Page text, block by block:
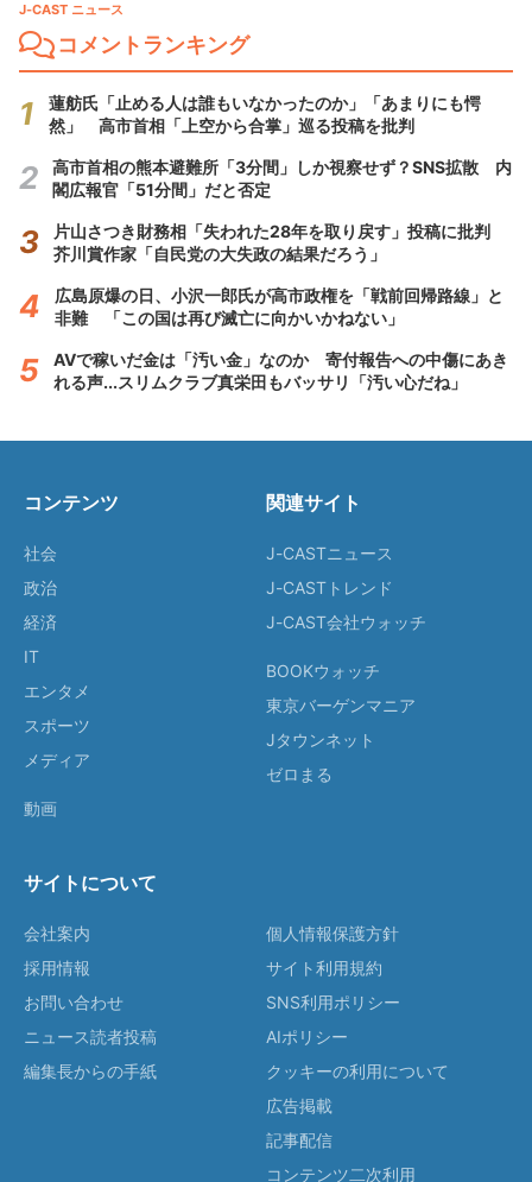
J-CAST ニュース
コメントランキング
蓮舫氏「止める人は誰もいなかったのか」「あまりにも愕
然」 高市首相「上空から合掌」巡る投稿を批判
高市首相の熊本避難所「3分間」しか視察せず？SNS拡散 内
閣広報官「51分間」だと否定
片山さつき財務相「失われた28年を取り戻す」投稿に批判
芥川賞作家「自民党の大失政の結果だろう」
広島原爆の日、小沢一郎氏が高市政権を「戦前回帰路線」と
非難 「この国は再び滅亡に向かいかねない」
AVで稼いだ金は「汚い金」なのか 寄付報告への中傷にあき
れる声...スリムクラブ真栄田もバッサリ「汚い心だね」
コンテンツ
社会
政治
経済
IT
エンタメ
スポーツ
メディア
動画
関連サイト
J-CASTニュース
J-CASTトレンド
J-CAST会社ウォッチ
BOOKウォッチ
東京バーゲンマニア
Jタウンネット
ゼロまる
サイトについて
会社案内
採用情報
お問い合わせ
ニュース読者投稿
編集長からの手紙
個人情報保護方針
サイト利用規約
SNS利用ポリシー
AIポリシー
クッキーの利用について
広告掲載
記事配信
コンテンツ二次利用